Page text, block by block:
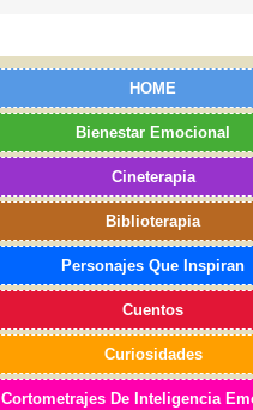
HOME
Bienestar Emocional
Cineterapia
Biblioterapia
Personajes Que Inspiran
Cuentos
Curiosidades
Cortometrajes De Inteligencia